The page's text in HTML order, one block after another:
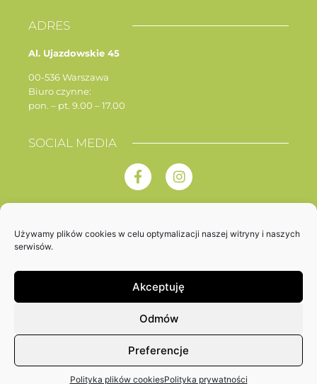
Używamy plików cookies w celu optymalizacji naszej witryny i naszych
serwisów.
Akceptuję
Odmów
Preferencje
Polityka plików cookiesPolityka prywatności
ADRES
Al. Ujazdowskie 45
00-536 Warszawa
Biuro czynne:
pon. – pt. 9.00 – 17.00
SOCIAL MEDIA
Copyright © 2023 Związek Artystów Scen Polskich ZASP –
Stowarzyszenie. All Rights Reserved.